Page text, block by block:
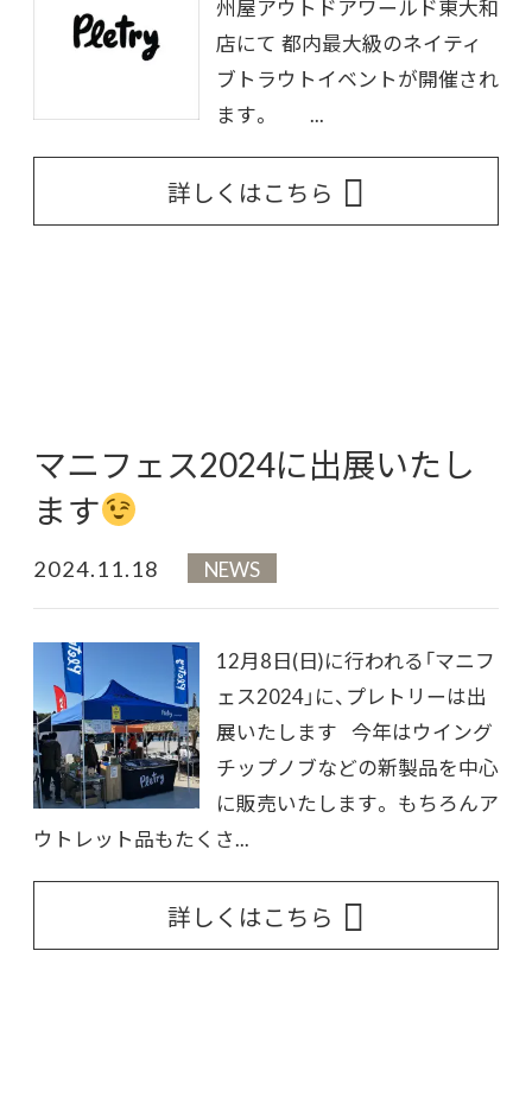
州屋アウトドアワールド東大和
店にて 都内最大級のネイティ
ブトラウトイベントが開催され
ます。 ...
詳しくはこちら
マニフェス2024に出展いたし
ます
2024.11.18 NEWS
12月8日(日)に行われる「マニフ
ェス2024」に、プレトリーは出
展いたします 今年はウイング
チップノブなどの新製品を中心
に販売いたします。 もちろんア
ウトレット品もたくさ...
詳しくはこちら